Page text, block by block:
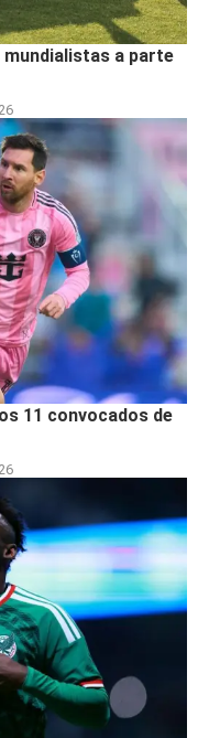
mundialistas a parte
11 convocados de